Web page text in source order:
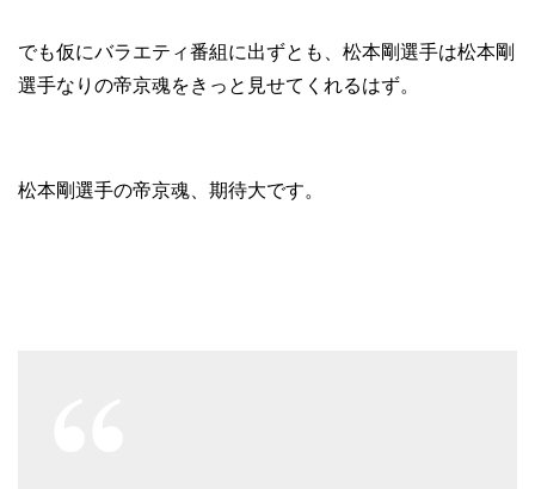
でも仮にバラエティ番組に出ずとも、松本剛選手は松本剛
選手なりの帝京魂をきっと見せてくれるはず。
松本剛選手の帝京魂、期待大です。